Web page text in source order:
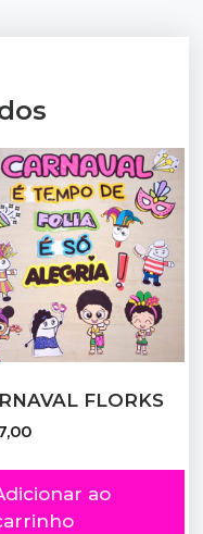
FLORKS
ao